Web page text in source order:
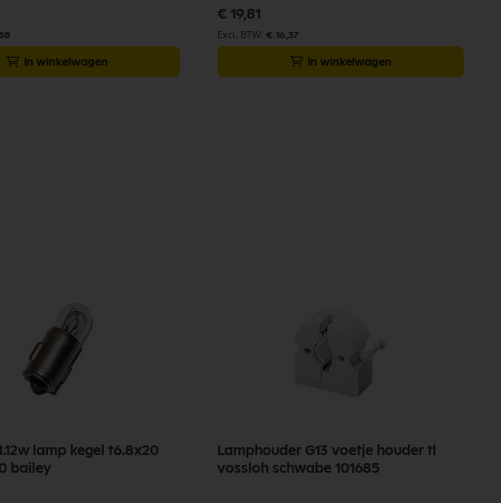
In winkelwagen
€ 19,81
€ 16,37
In winkelwagen
lamp kegel t6.8x20
bailey
Lamphouder G13 voetje houder tl
vossloh schwabe 101685